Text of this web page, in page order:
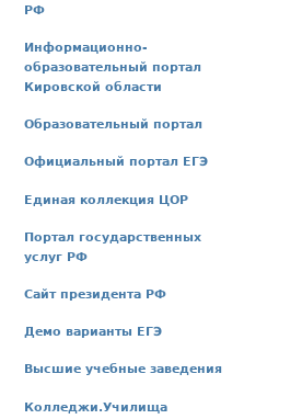
РФ
Информационно-
образовательный портал
Кировской области
Образовательный портал
Официальный портал ЕГЭ
Единая коллекция ЦОР
Портал государственных
услуг РФ
Сайт президента РФ
Демо варианты ЕГЭ
Высшие учебные заведения
Колледжи.Училища